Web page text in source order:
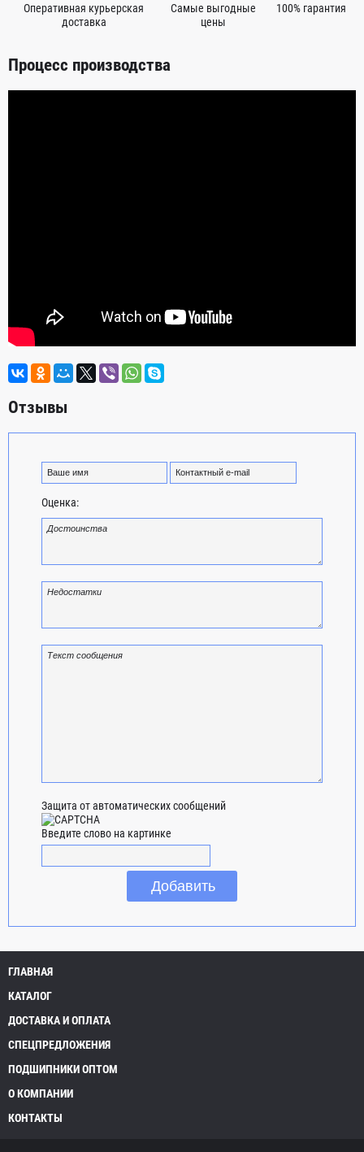
Оперативная курьерская
доставка
Самые выгодные
цены
100% гарантия
Процесс производства
Отзывы
Оценка:
Защита от автоматических сообщений
Введите слово на картинке
ГЛАВНАЯ
КАТАЛОГ
ДОСТАВКА И ОПЛАТА
СПЕЦПРЕДЛОЖЕНИЯ
ПОДШИПНИКИ ОПТОМ
О КОМПАНИИ
КОНТАКТЫ